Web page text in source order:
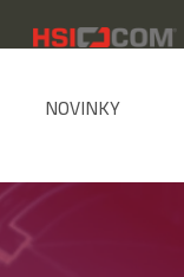
NOVINKY